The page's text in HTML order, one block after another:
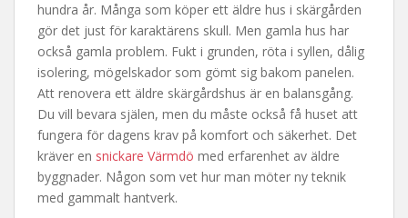
hundra år. Många som köper ett äldre hus i skärgården
gör det just för karaktärens skull. Men gamla hus har
också gamla problem. Fukt i grunden, röta i syllen, dålig
isolering, mögelskador som gömt sig bakom panelen.
Att renovera ett äldre skärgårdshus är en balansgång.
Du vill bevara själen, men du måste också få huset att
fungera för dagens krav på komfort och säkerhet. Det
kräver en snickare Värmdö med erfarenhet av äldre
byggnader. Någon som vet hur man möter ny teknik
med gammalt hantverk.